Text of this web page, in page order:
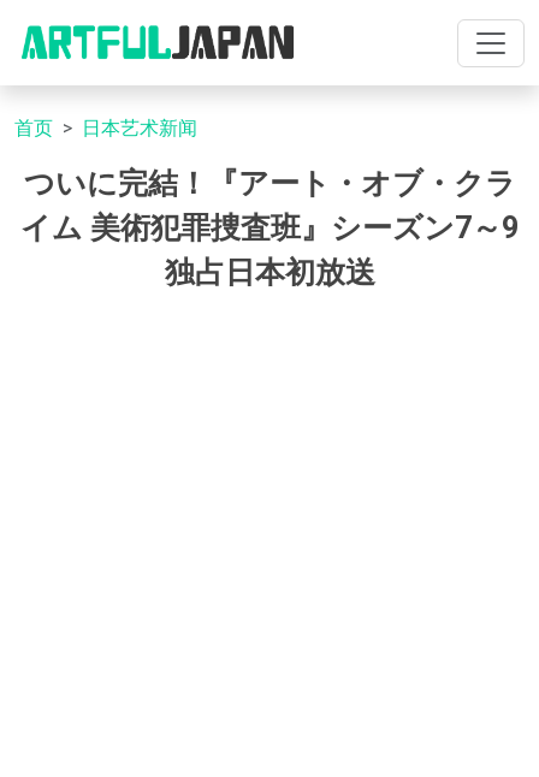
首页 日本艺术新闻
ついに完結！『アート・オブ・クラ
イム 美術犯罪捜査班』シーズン7～9
独占日本初放送